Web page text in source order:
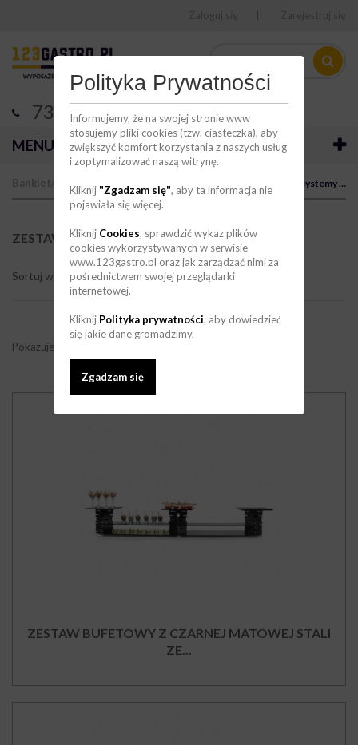
Polityka Prywatności
Informujemy, że na swojej stronie www
stosujemy pliki cookies (tzw. ciasteczka), aby
zwiększyć komfort korzystania z naszych usług
i zoptymalizować naszą witrynę.
Kliknij "Zgadzam się", aby ta informacja nie
pojawiała się więcej.
Kliknij Cookies, sprawdzić wykaz plików
cookies wykorzystywanych w serwisie
www.123gastro.pl oraz jak zarządzać nimi za
pośrednictwem swojej przeglądarki
internetowej.
Kliknij Polityka prywatności, aby dowiedzieć
się jakie dane gromadzimy.
Zgadzam się
736 123 123
MENU
Zestawy i systemy bufetowe
ZESTAWY I SYSTEMY BUFETOWE(8)
Sortuj wg
Pokazuje 1 - 8 z 8 elementów
ZESTAW BUFETOWY Z CZARNEJ MATOWEJ STALI
ZE...